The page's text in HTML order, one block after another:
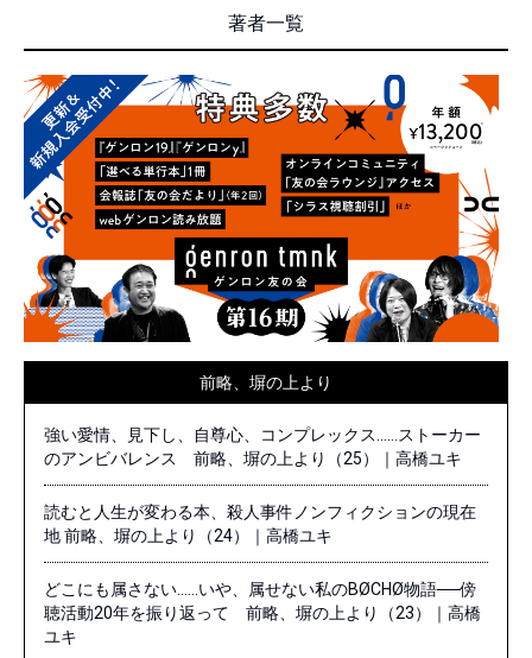
著者一覧
前略、塀の上より
強い愛情、見下し、自尊心、コンプレックス……ストーカー
のアンビバレンス 前略、塀の上より（25）｜高橋ユキ
読むと人生が変わる本、殺人事件ノンフィクションの現在
地 前略、塀の上より（24）｜高橋ユキ
どこにも属さない……いや、属せない私のBØCHØ物語──傍
聴活動20年を振り返って 前略、塀の上より（23）｜高橋
ユキ